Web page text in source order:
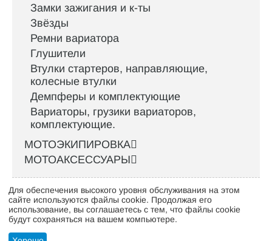
Замки зажигания и к-ты
Звёзды
Ремни вариатора
Глушители
Втулки стартеров, направляющие,
колесные втулки
Демпферы и комплектующие
Вариаторы, грузики вариаторов,
комплектующие.
МОТОЭКИПИРОВКА
МОТОАКСЕССУАРЫ
Интернет-магазин велосипедов VELO52.RU
Стать оптовым клиентом
Для обеспечения высокого уровня обслуживания на этом
сайте используются файлы cookie. Продолжая его
использование, вы соглашаетесь с тем, что файлы cookie
будут сохраняться на вашем компьютере.